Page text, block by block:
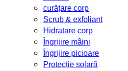
curățare corp
Scrub & exfoliant
Hidratare corp
Îngrijire mâini
Îngrijire picioare
Protecție solară